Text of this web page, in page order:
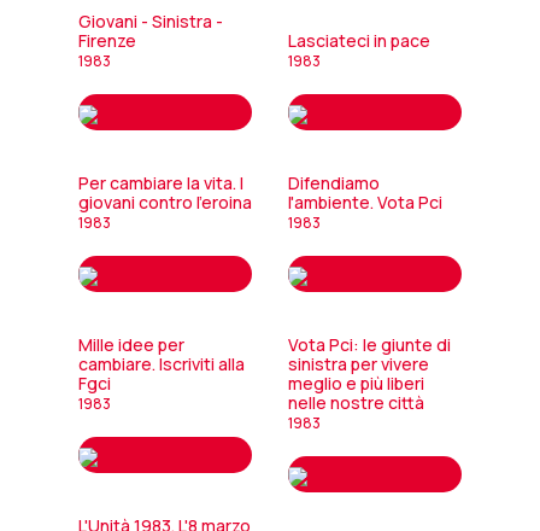
Giovani - Sinistra -
Firenze
1983
Lasciateci in pace
1983
Per cambiare la vita. I
giovani contro l'eroina
1983
Difendiamo
l'ambiente. Vota Pci
1983
Mille idee per
cambiare. Iscriviti alla
Fgci
1983
Vota Pci: le giunte di
sinistra per vivere
meglio e più liberi
nelle nostre città
1983
L'Unità 1983. L'8 marzo